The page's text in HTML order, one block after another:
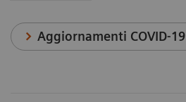
Aggiornamenti COVID-19